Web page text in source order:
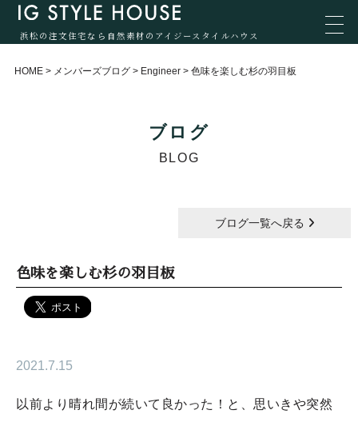
浜松の注文住宅なら自然素材のアイジースタイルハウス
HOME > メンバーズブログ > Engineer > 色味を楽しむ杉の羽目板
ブログ
BLOG
ブログ一覧へ戻る
色味を楽しむ杉の羽目板
2021.7.15
以前より晴れ間が続いて良かった！と、思いきや突然